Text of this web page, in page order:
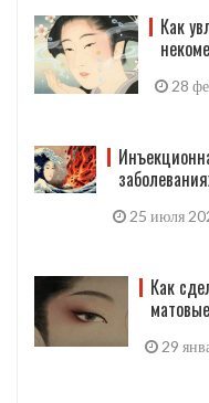
Как
28
25 июля
Как
29